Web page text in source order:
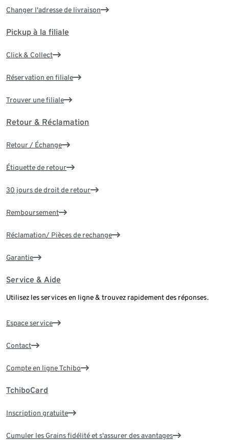
Changer l'adresse de livraison
Pickup à la filiale
Click & Collect
Réservation en filiale
Trouver une filiale
Retour & Réclamation
Retour / Échange
Étiquette de retour
30 jours de droit de retour
Remboursement
Réclamation/ Pièces de rechange
Garantie
Service & Aide
Utilisez les services en ligne & trouvez rapidement des réponses.
Espace service
Contact
Compte en ligne Tchibo
TchiboCard
Inscription gratuite
Cumuler les Grains fidélité et s'assurer des avantages